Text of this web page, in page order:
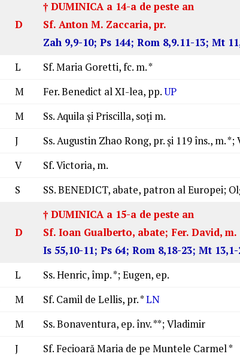
D
† DUMINICA a 14-a de peste an
Sf. Anton M. Zaccaria, pr.
Zah 9,9-10; Ps 144; Rom 8,9.11-13; Mt
L
Sf. Maria Goretti, fc. m. *
M Fer. Benedict al XI-lea, pp.UP
M
Ss. Aquila şi Priscilla, soţi m.
J
Ss. Augustin Zhao Rong, pr. şi 119 îns., m.
V
Sf. Victoria, m.
S SS. BENEDICT, abate, patron al Europei;
D
† DUMINICA a 15-a de peste an
Sf. Ioan Gualberto, abate; Fer. David, m.
Is 55,10-11; Ps 64; Rom 8,18-23; Mt 13,1-
L
Ss. Henric, împ. *; Eugen, ep.
M Sf. Camil de Lellis, pr. *LN
M
Ss. Bonaventura, ep. înv. **; Vladimir
J
Sf. Fecioară Maria de pe Muntele Carmel *